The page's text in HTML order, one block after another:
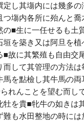
し其塲内には幾多
塲内各所に殆んと
■生に一任せるも
を築き又は阿旦を
故に其繁殖も自由交
して其管理の方法
を點檢し其牛馬の
れんことを望む而し
を貴■牝牛の如き
も水田整地の時に